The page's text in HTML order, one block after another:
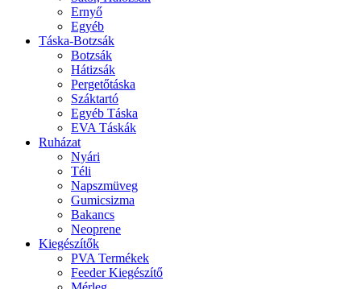
Ernyő
Egyéb
Táska-Botzsák
Botzsák
Hátizsák
Pergetőtáska
Száktartó
Egyéb Táska
EVA Táskák
Ruházat
Nyári
Téli
Napszmüveg
Gumicsizma
Bakancs
Neoprene
Kiegészítők
PVA Termékek
Feeder Kiegészítő